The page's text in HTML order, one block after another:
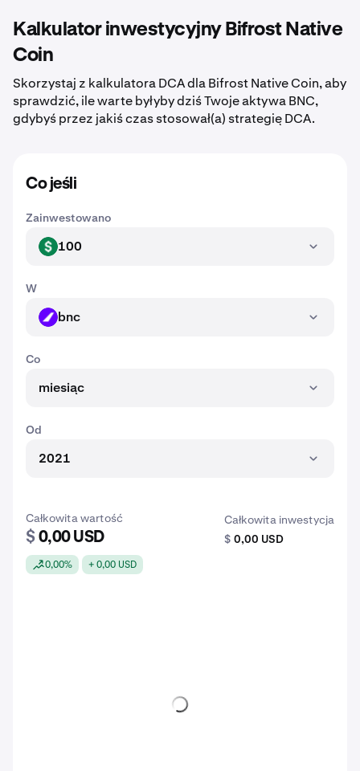
Kalkulator inwestycyjny Bifrost Native
Coin
Skorzystaj z kalkulatora DCA dla Bifrost Native Coin, aby
sprawdzić, ile warte byłyby dziś Twoje aktywa BNC,
gdybyś przez jakiś czas stosował(a) strategię DCA.
Co jeśli
Zainwestowano
USD 100
W
BNC bnc
Co
miesiąc
Od
2021
Całkowita wartość
$ 0,00 USD
0,00% + 0,00 USD
Całkowita inwestycja
$ 0,00 USD